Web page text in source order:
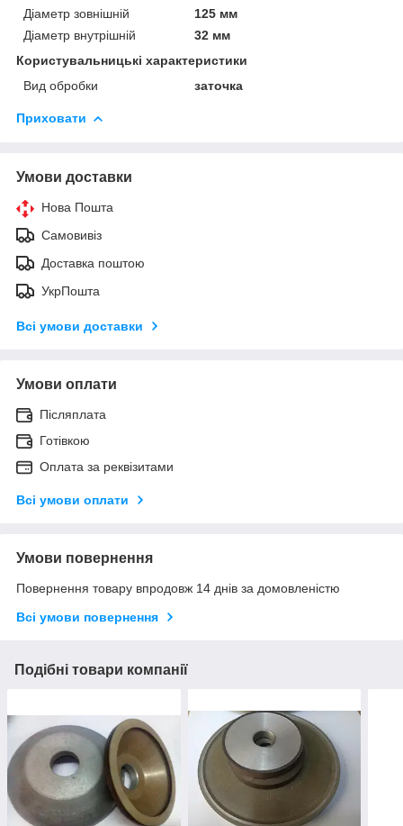
Діаметр зовнішній
125 мм
Діаметр внутрішній
32 мм
Користувальницькі характеристики
Вид обробки
заточка
Приховати
Умови доставки
Нова Пошта
Самовивіз
Доставка поштою
УкрПошта
Всі умови доставки
Умови оплати
Післяплата
Готівкою
Оплата за реквізитами
Всі умови оплати
Умови повернення
Повернення товару впродовж 14 днів за домовленістю
Всі умови повернення
Подібні товари компанії